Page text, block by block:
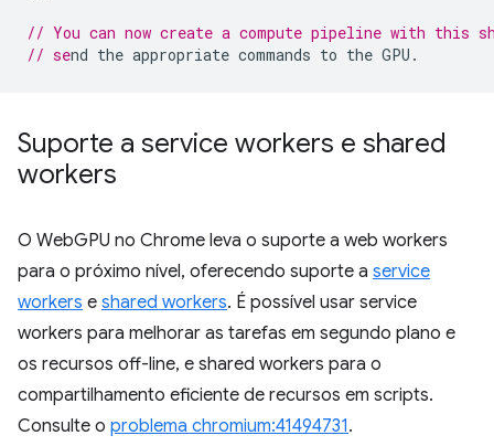
// You can now create a compute pipeline with this
// se
Suporte a service workers e shared
workers
O WebGPU no Chrome leva o suporte a web workers
para o próximo nível, oferecendo suporte a service
workers e shared workers. É possível usar service
workers para melhorar as tarefas em segundo plano e
os recursos off-line, e shared workers para o
compartilhamento eficiente de recursos em scripts.
Consulte o problema chromium:41494731.